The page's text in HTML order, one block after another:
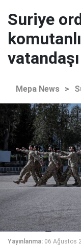
Suriye
Mepa News >
Yayınlanma: 06 Ağustos